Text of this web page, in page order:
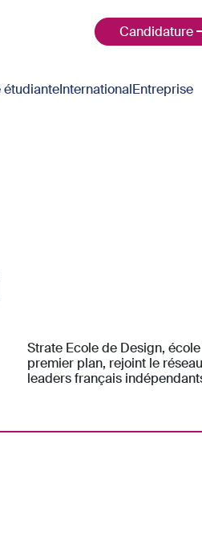
Candidature
étudianteInternationalEntreprise
Strate Ecole de Design,
premier plan, rejoint le
leaders français